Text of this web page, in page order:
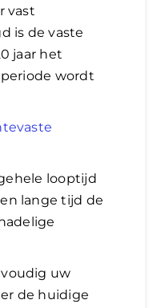
vast
is de vaste
jaar het
wordt
looptijd
lange tijd de
uw
de huidige